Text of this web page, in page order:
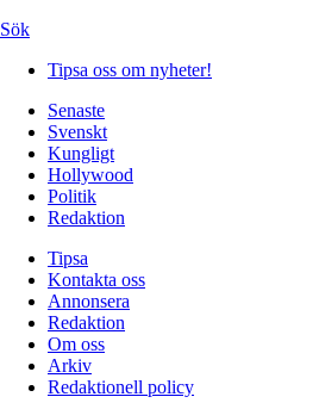
Sök
Tipsa oss om nyheter!
Senaste
Svenskt
Kungligt
Hollywood
Politik
Redaktion
Tipsa
Kontakta oss
Annonsera
Redaktion
Om oss
Arkiv
Redaktionell policy